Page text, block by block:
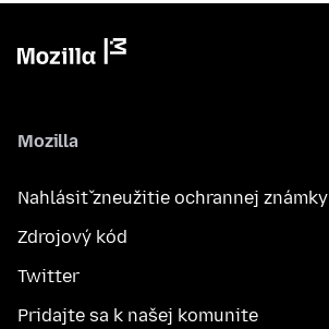
Mozilla
Nahlásiť zneužitie ochrannej známky
Zdrojový kód
Twitter
Pridajte sa k našej komunite